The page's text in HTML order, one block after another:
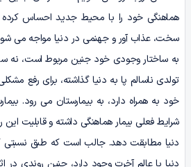
هماهنگی خود را با محیط جدید احساس کرده
سخت، عذاب‌ آور و جهنمی در دنیا مواجه می‌
به ساختار وجودی خود جنین مربوط است، نه
تولدی ناسالم پا به دنیا گذاشته، برای رفع
خود به همراه دارد، به بیمارستان می‌ رود.
شرایط فعلی بیمار هماهنگی داشته و قابلیت این
دنیا مطابقت دهد. جالب است که طبق نسبتی
دنیا با عالم آخرت وجود دارد، چنین روندی در